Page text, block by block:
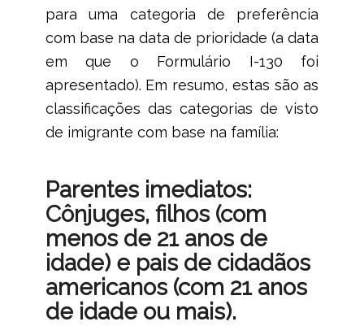
para uma categoria de preferência
com base na data de prioridade (a data
em que o Formulário I-130 foi
apresentado). Em resumo, estas são as
classificações das categorias de visto
de imigrante com base na família:
Parentes imediatos:
Cônjuges, filhos (com
menos de 21 anos de
idade) e pais de cidadãos
americanos (com 21 anos
de idade ou mais).